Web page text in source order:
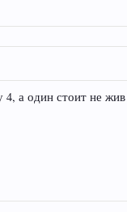
4, а один стоит не